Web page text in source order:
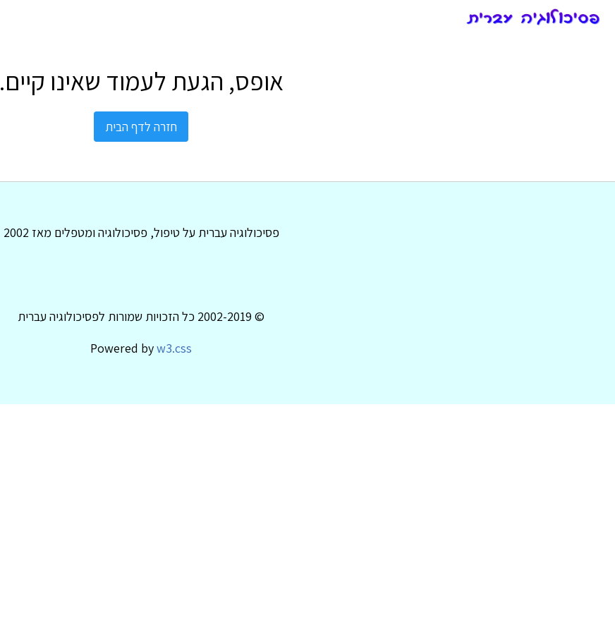
אופס, הגעת לעמוד שאינו קיים.
חזרה לדף הבית
פסיכולוגיה עברית על טיפול, פסיכולוגיה ומטפלים מאז 2002
© 2002-2019 כל הזכויות שמורות לפסיכולוגיה עברית
Powered byw3.css